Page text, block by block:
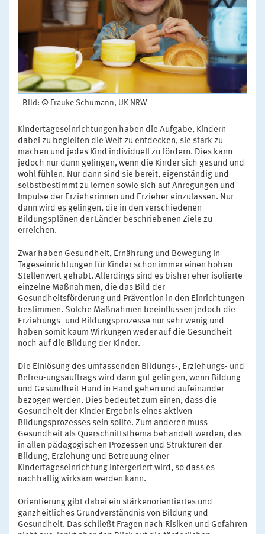
Bild: © Frauke Schumann, UK NRW
Kindertageseinrichtungen haben die Aufgabe, Kindern
dabei zu begleiten die Welt zu entdecken, sie stark zu
machen und jedes Kind individuell zu fördern. Dies kann
jedoch nur dann gelingen, wenn die Kinder sich gesund und
wohl fühlen. Nur dann sind sie bereit, eigenständig und
selbstbestimmt zu lernen sowie sich auf Anregungen und
Impulse der Erzieherinnen und Erzieher einzulassen. Nur
dann wird es gelingen, die in den verschiedenen
Bildungsplänen der Länder beschriebenen Ziele zu
erreichen.
Zwar haben Gesundheit, Ernährung und Bewegung in
Tageseinrichtungen für Kinder schon immer einen hohen
Stellenwert gehabt. Allerdings sind es bisher eher isolierte
einzelne Maßnahmen, die das Bild der
Gesundheitsförderung und Prävention in den Einrichtungen
bestimmen. Solche Maßnahmen beeinflussen jedoch die
Erziehungs- und Bildungsprozesse nur sehr wenig und
haben somit kaum Wirkungen weder auf die Gesundheit
noch auf die Bildung der Kinder.
Die Einlösung des umfassenden Bildungs-, Erziehungs- und
Betreu-ungsauftrags wird dann gut gelingen, wenn Bildung
und Gesundheit Hand in Hand gehen und aufeinander
bezogen werden. Dies bedeutet zum einen, dass die
Gesundheit der Kinder Ergebnis eines aktiven
Bildungsprozesses sein sollte. Zum anderen muss
Gesundheit als Querschnittsthema behandelt werden, das
in allen pädagogischen Prozessen und Strukturen der
Bildung, Erziehung und Betreuung einer
Kindertageseinrichtung intergeriert wird, so dass es
nachhaltig wirksam werden kann.
Orientierung gibt dabei ein stärkenorientiertes und
ganzheitliches Grundverständnis von Bildung und
Gesundheit. Das schließt Fragen nach Risiken und Gefahren